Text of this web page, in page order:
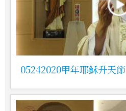
05242020甲年耶穌升天節